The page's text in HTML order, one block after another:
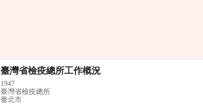
臺灣省檢疫總所工作概況
1947
臺灣省檢疫總所
臺北市